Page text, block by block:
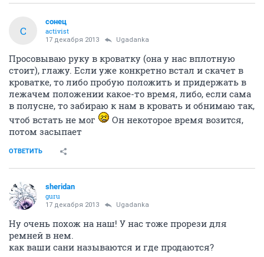
С
сонец
activist
17 декабря 2013 Ugadanka
Просовываю руку в кроватку (она у нас вплотную
стоит), глажу. Если уже конкретно встал и скачет в
кроватке, то либо пробую положить и придержать в
лежачем положении какое-то время, либо, если сама
в полусне, то забираю к нам в кровать и обнимаю так,
чтоб встать не мог
Он некоторое время возится,
потом засыпает
ОТВЕТИТЬ
sheridan
guru
17 декабря 2013 Ugadanka
Ну очень похож на наш! У нас тоже прорези для
ремней в нем.
как ваши сани называются и где продаются?